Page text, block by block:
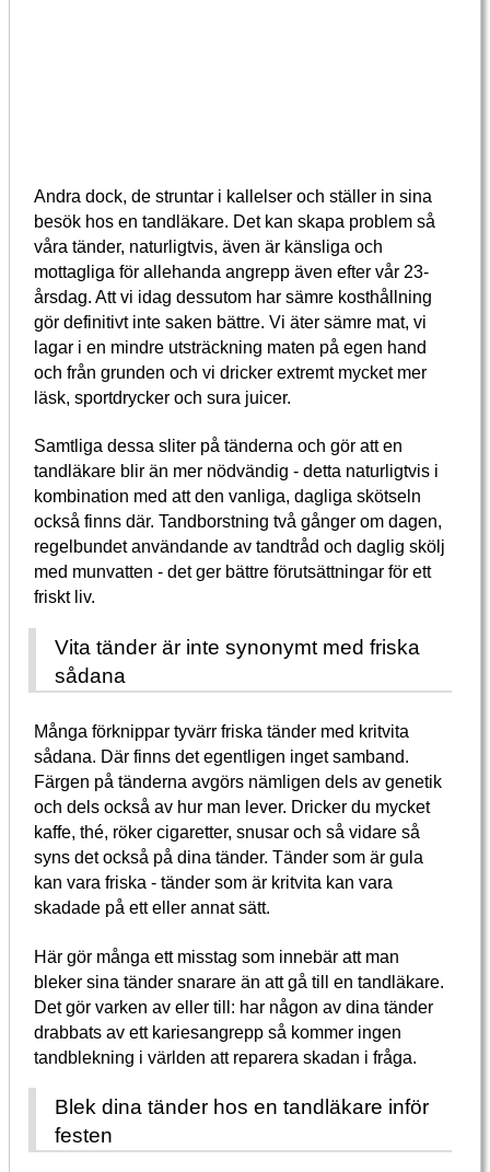
Andra dock, de struntar i kallelser och ställer in sina
besök hos en tandläkare. Det kan skapa problem så
våra tänder, naturligtvis, även är känsliga och
mottagliga för allehanda angrepp även efter vår 23-
årsdag. Att vi idag dessutom har sämre kosthållning
gör definitivt inte saken bättre. Vi äter sämre mat, vi
lagar i en mindre utsträckning maten på egen hand
och från grunden och vi dricker extremt mycket mer
läsk, sportdrycker och sura juicer.
Samtliga dessa sliter på tänderna och gör att en
tandläkare blir än mer nödvändig - detta naturligtvis i
kombination med att den vanliga, dagliga skötseln
också finns där. Tandborstning två gånger om dagen,
regelbundet användande av tandtråd och daglig skölj
med munvatten - det ger bättre förutsättningar för ett
friskt liv.
Vita tänder är inte synonymt med friska
sådana
Många förknippar tyvärr friska tänder med kritvita
sådana. Där finns det egentligen inget samband.
Färgen på tänderna avgörs nämligen dels av genetik
och dels också av hur man lever. Dricker du mycket
kaffe, thé, röker cigaretter, snusar och så vidare så
syns det också på dina tänder. Tänder som är gula
kan vara friska - tänder som är kritvita kan vara
skadade på ett eller annat sätt.
Här gör många ett misstag som innebär att man
bleker sina tänder snarare än att gå till en tandläkare.
Det gör varken av eller till: har någon av dina tänder
drabbats av ett kariesangrepp så kommer ingen
tandblekning i världen att reparera skadan i fråga.
Blek dina tänder hos en tandläkare inför
festen